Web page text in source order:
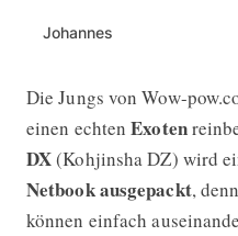
Johannes
Onkyo DX
Die Jungs von Wow-
einen echtenExoten
DX(Kohjinsha DZ) wird
Netbookausgepackt,
können einfach